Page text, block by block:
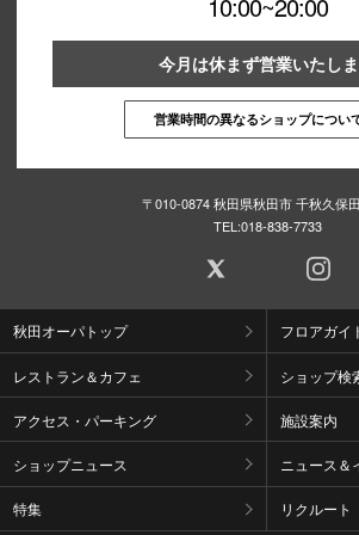
今月は休まず営業いたし
営業時間の異なるショップについ
〒010-0874 秋田県秋田市 千秋久保
TEL:018-838-7733
秋田オーパトップ フロアガイ
レストラン＆カフェ ショップ検
アクセス・パーキング 施設案内
ショップニュース ニュース＆
特集 リクルート